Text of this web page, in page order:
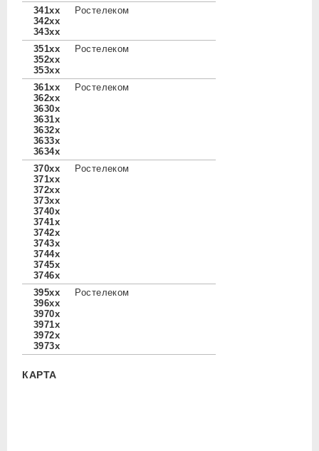
341xx
342xx
343xx
Ростелеком
351xx
352xx
353xx
Ростелеком
361xx
362xx
3630x
3631x
3632x
3633x
3634x
Ростелеком
370xx
371xx
372xx
373xx
3740x
3741x
3742x
3743x
3744x
3745x
3746x
Ростелеком
395xx
396xx
3970x
3971x
3972x
3973x
Ростелеком
КАРТА